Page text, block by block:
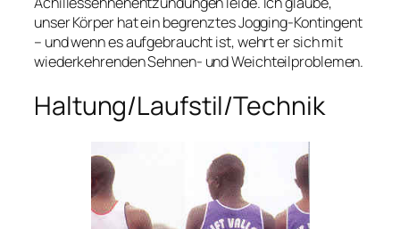
unser Körper hat ein begrenztes Jogging-Kontingent
– und wenn es aufgebraucht ist, wehrt er sich mit
wiederkehrenden Sehnen- und Weichteilproblemen.
Haltung/Laufstil/Technik